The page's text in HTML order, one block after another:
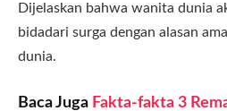
Dijelaskan bahwa wanita dunia
bidadari surga dengan alasan
dunia.
Baca Juga Fakta-fakta 3